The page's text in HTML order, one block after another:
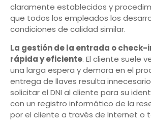
claramente establecidos y
que todos los empleados los
condiciones de calidad similar.
La gestión de la entrada o check-
rápida y eficiente. El cliente suele
una larga espera y demora en el
entrega de llaves resulta
solicitar el DNI al cliente para su
con un registro informático de la
por el cliente a través de Internet o